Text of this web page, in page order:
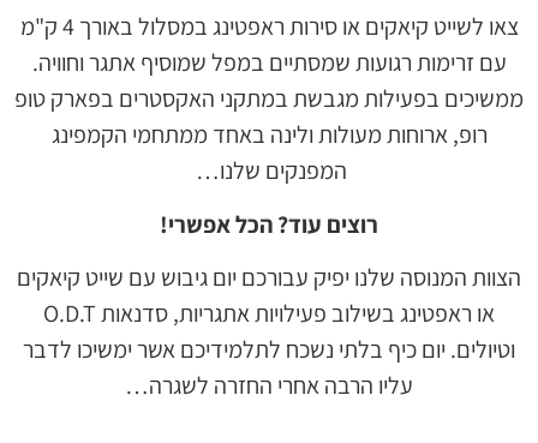
צאו לשייט קיאקים או סירות ראפטינג במסלול באורך 4 ק"מ
עם זרימות רגועות שמסתיים במפל שמוסיף אתגר וחוויה.
ממשיכים בפעילות מגבשת במתקני האקסטרים בפארק טופ
רופ, ארוחות מעולות ולינה באחד ממתחמי הקמפינג
המפנקים שלנו…
רוצים עוד? הכל אפשרי!
הצוות המנוסה שלנו יפיק עבורכם יום גיבוש עם שייט קיאקים
או ראפטינג בשילוב פעילויות אתגריות, סדנאות O.D.T
וטיולים. יום כיף בלתי נשכח לתלמידיכם אשר ימשיכו לדבר
עליו הרבה אחרי החזרה לשגרה…